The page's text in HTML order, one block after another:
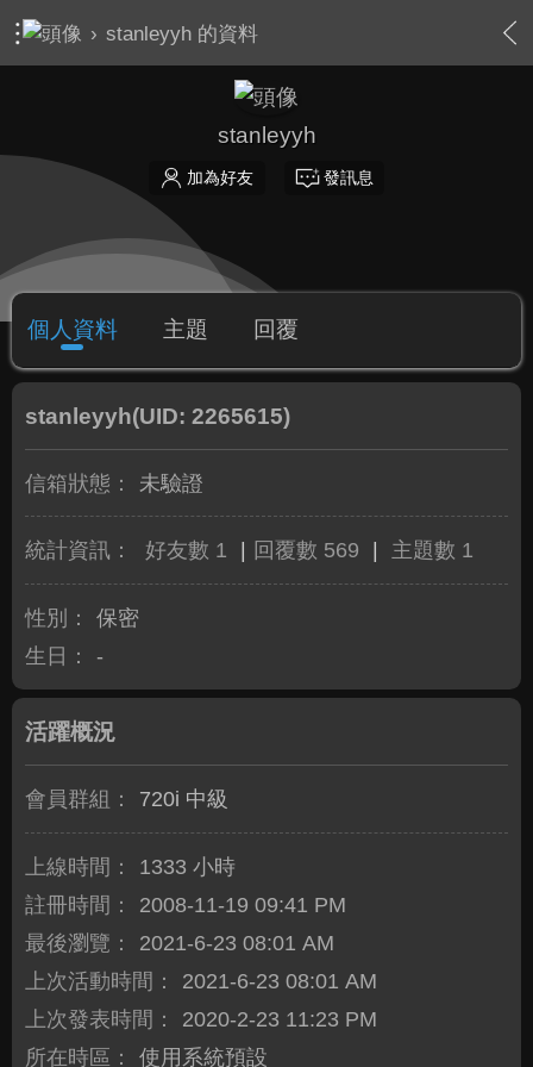
› stanleyyh 的資料
stanleyyh
加為好友 發訊息
個人資料 主題 回覆
stanleyyh(UID: 2265615)
信箱狀態： 未驗證
統計資訊： 好友數 1 回覆數 569 主題數 1
性別：
保密
生日：
-
活躍概況
會員群組： 720i 中級
上線時間：
1333 小時
註冊時間：
2008-11-19 09:41 PM
最後瀏覽：
2021-6-23 08:01 AM
上次活動時間：
2021-6-23 08:01 AM
上次發表時間：
2020-2-23 11:23 PM
所在時區：
使用系統預設